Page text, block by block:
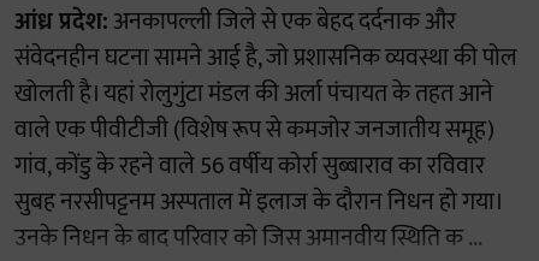
आंध्र प्रदेश:अनकापल्ली जिले से एक बेहद दर्दनाक और
संवेदनहीन घटना सामने आई है, जो प्रशासनिक व्यवस्था की पोल
खोलती है। यहां रोलुगुंटा मंडल की अर्ला पंचायत के तहत आने
वाले एक पीवीटीजी (विशेष रूप से कमजोर जनजातीय समूह)
गांव, कोंडु के रहने वाले 56 वर्षीय कोर्रा सुब्बाराव का रविवार
सुबह नरसीपट्टनम अस्पताल में इलाज के दौरान निधन हो गया।
उनके निधन के बाद परिवार को जिस अमानवीय स्थिति क ...